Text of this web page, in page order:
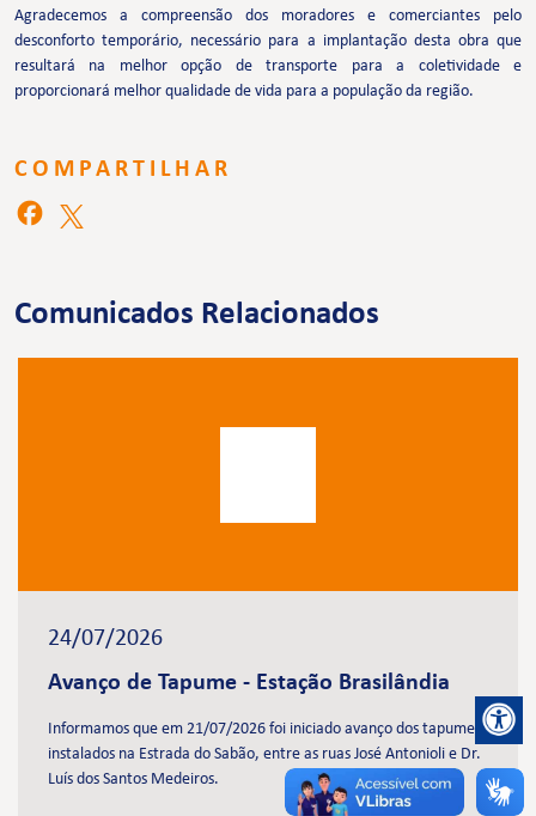
Agradecemos a compreensão dos moradores e comerciantes pelo
desconforto temporário, necessário para a implantação desta obra que
resultará na melhor opção de transporte para a coletividade e
proporcionará melhor qualidade de vida para a população da região.
COMPARTILHAR
Comunicados Relacionados
24/07/2026
Avanço de Tapume - Estação Brasilândia
Informamos que em 21/07/2026 foi iniciado avanço dos tapumes
instalados na Estrada do Sabão, entre as ruas José Antonioli e Dr.
Luís dos Santos Medeiros.